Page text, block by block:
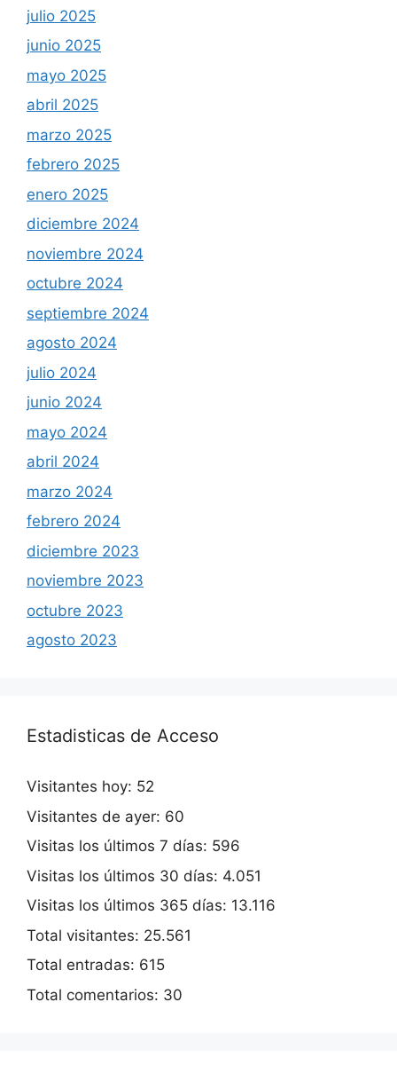
julio 2025
junio 2025
mayo 2025
abril 2025
marzo 2025
febrero 2025
enero 2025
diciembre 2024
noviembre 2024
octubre 2024
septiembre 2024
agosto 2024
julio 2024
junio 2024
mayo 2024
abril 2024
marzo 2024
febrero 2024
diciembre 2023
noviembre 2023
octubre 2023
agosto 2023
Estadisticas de Acceso
Visitantes hoy: 52
Visitantes de ayer: 60
Visitas los últimos 7 días: 596
Visitas los últimos 30 días: 4.051
Visitas los últimos 365 días: 13.116
Total visitantes: 25.561
Total entradas: 615
Total comentarios: 30